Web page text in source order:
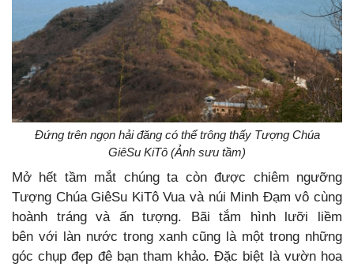
Đứng trên ngọn hải đăng có thể trông thấy Tượng Chúa
GiêSu KiTô (Ảnh sưu tầm)
Mở hết tầm mắt chúng ta còn được chiêm ngưỡng
Tượng Chúa GiêSu KiTô Vua và núi Minh Đạm vô cùng
hoành tráng và ấn tượng. Bãi tắm hình lưỡi liềm
bên với làn nước trong xanh cũng là một trong những
góc chụp đẹp đê bạn tham khảo. Đặc biệt là vườn hoa